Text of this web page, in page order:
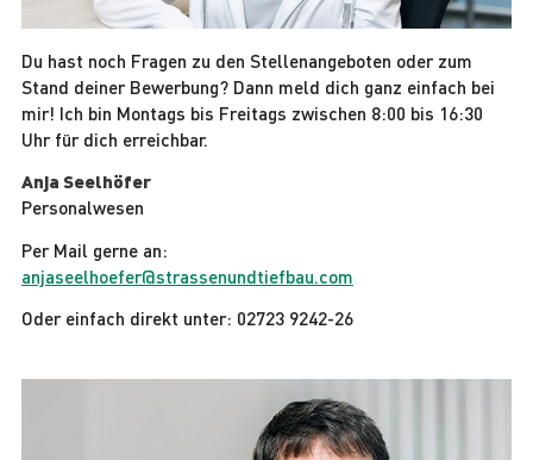
Du hast noch Fragen zu den Stellenangeboten oder zum
Stand deiner Bewerbung? Dann meld dich ganz einfach bei
mir! Ich bin Montags bis Freitags zwischen 8:00 bis 16:30
Uhr für dich erreichbar.
Anja Seelhöfer
Personalwesen
Per Mail gerne an:
anjaseelhoefer@strassenundtiefbau.com
Oder einfach direkt unter: 02723 9242-26